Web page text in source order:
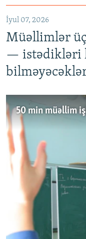
İyul 07, 2026
Müəllimlər
— istədikləri